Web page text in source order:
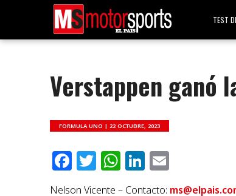
TEST
Verstappen ganó
FORMULA UNO |22 OCTUBRE, 2023
Facebook
Twitter
WhatsApp
LinkedIn
Nelson Vicente – Contacto: